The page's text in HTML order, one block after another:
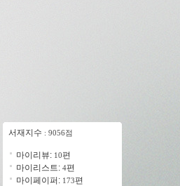
서재지수 : 9056점
마이리뷰: 10편
마이리스트: 4편
마이페이퍼: 173편